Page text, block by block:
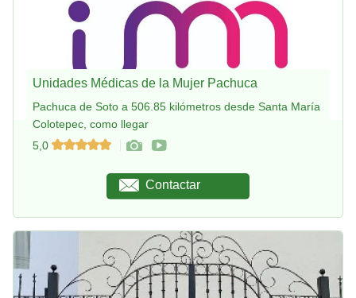
Unidades Médicas de la Mujer Pachuca
Pachuca de Soto a 506.85 kilómetros desde Santa María
Colotepec, como llegar
5,0
Contactar